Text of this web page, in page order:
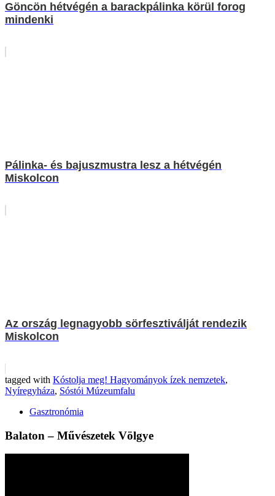
Göncön hétvégén a barackpálinka körül forog
mindenki
Pálinka- és bajuszmustra lesz a hétvégén
Miskolcon
Az ország legnagyobb sörfesztiválját rendezik
Miskolcon
tagged with Kóstolja meg! Hagyományok ízek nemzetek,
Nyíregyháza, Sóstói Múzeumfalu
Gasztronómia
Balaton – Művészetek Völgye